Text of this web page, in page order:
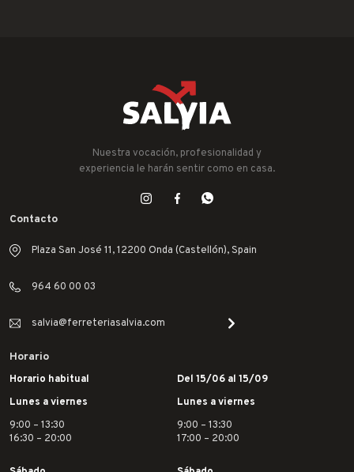
Nuestra vocación, profesionalidad y
experiencia le harán sentir como en casa.
Contacto
Plaza San José 11, 12200 Onda (Castellón), Spain
964 60 00 03
salvia@ferreteriasalvia.com
Horario
Horario habitual
Lunes a viernes
9:00 – 13:30
16:30 – 20:00
Del 15/06 al 15/09
Lunes a viernes
9:00 – 13:30
17:00 – 20:00